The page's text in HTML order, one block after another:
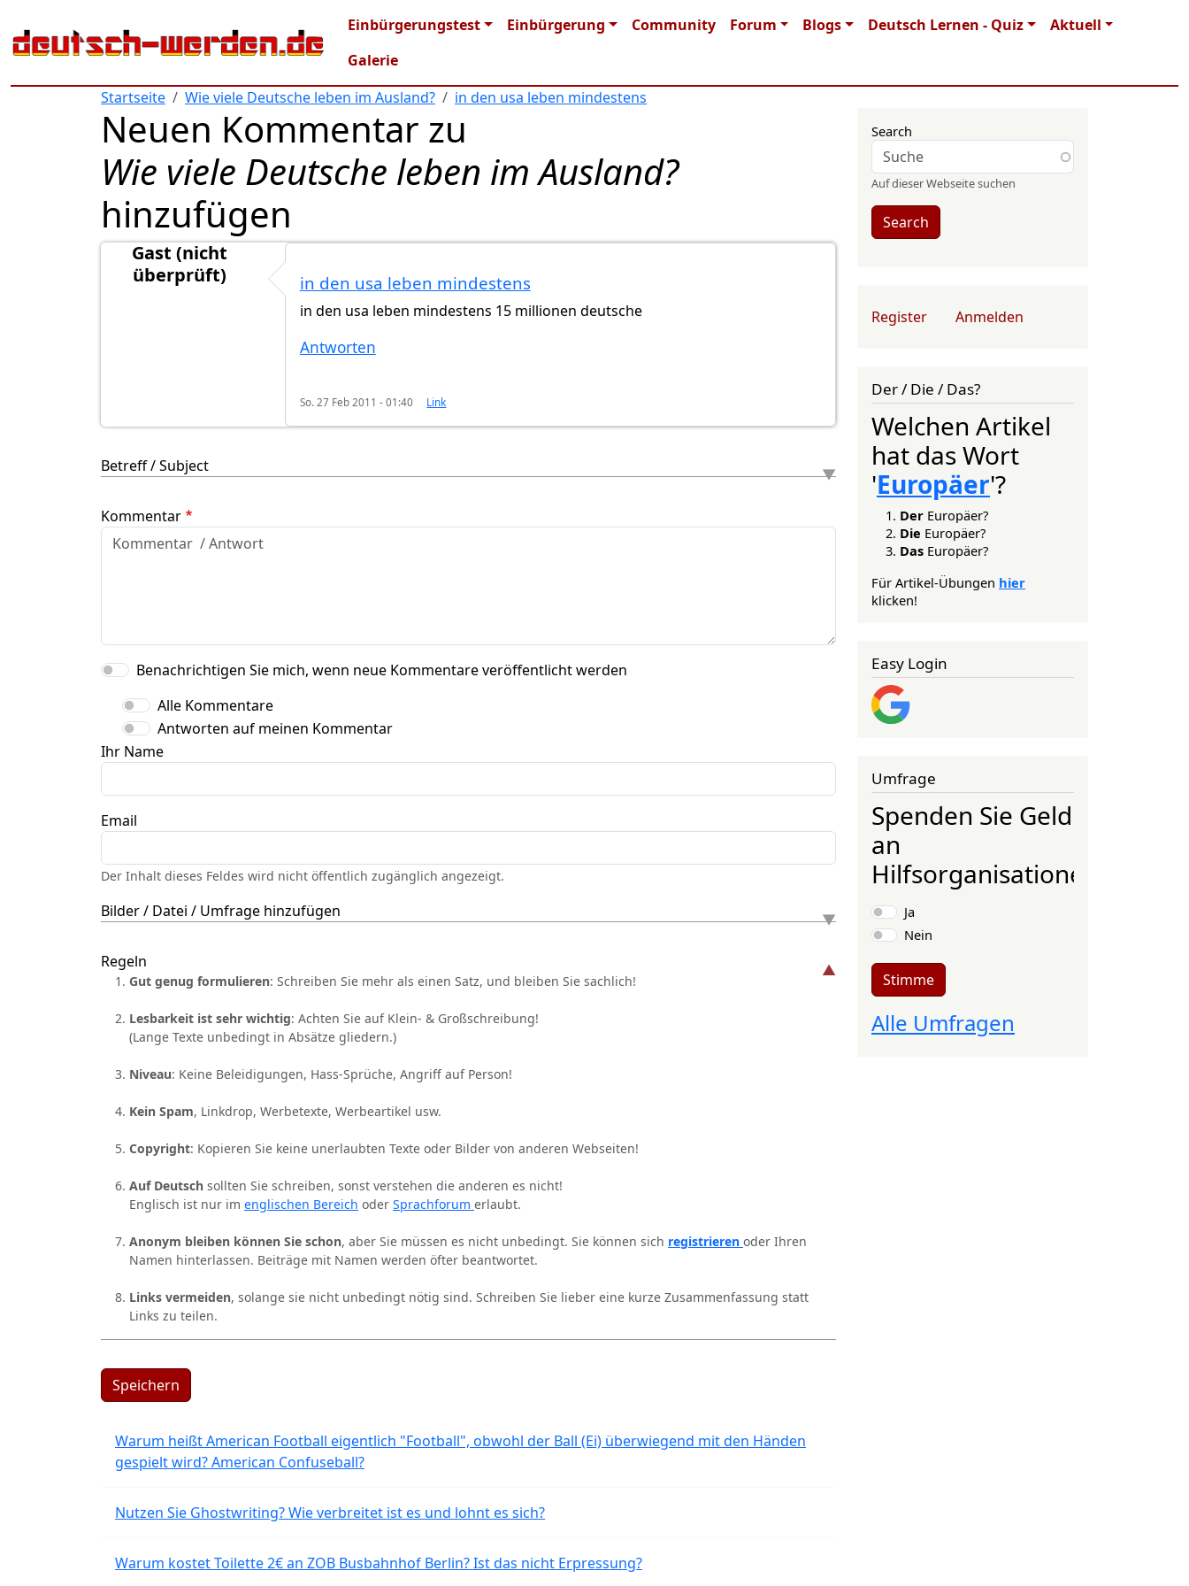
Main navigation
Einbürgerungstest Einbürgerung Community Forum Blogs Deutsch Lernen - Quiz
Aktuell
Galerie
Startseite
Wie viele Deutsche leben im Ausland? in den usa leben mindestens
Neuen Kommentar zu
Wie viele Deutsche leben im Ausland?
hinzufügen
Gast (nicht
überprüft)
in den usa leben mindestens
in den usa leben mindestens 15 millionen deutsche
Antworten
So. 27 Feb 2011 - 01:40 Link
Betreff / Subject
Kommentar
Benachrichtigen Sie mich, wenn neue Kommentare veröffentlicht werden
Alle Kommentare
Antworten auf meinen Kommentar
Ihr Name
Email
Der Inhalt dieses Feldes wird nicht öffentlich zugänglich angezeigt.
Bilder / Datei / Umfrage hinzufügen
Regeln
Gut genug formulieren: Schreiben Sie mehr als einen Satz, und bleiben Sie sachlich!
Lesbarkeit ist sehr wichtig: Achten Sie auf Klein- & Großschreibung!
(Lange Texte unbedingt in Absätze gliedern.)
Niveau: Keine Beleidigungen, Hass-Sprüche, Angriff auf Person!
Kein Spam, Linkdrop, Werbetexte, Werbeartikel usw.
Copyright: Kopieren Sie keine unerlaubten Texte oder Bilder von anderen Webseiten!
Auf Deutsch sollten Sie schreiben, sonst verstehen die anderen es nicht!
Englisch ist nur im englischen Bereich oder Sprachforum erlaubt.
Anonym bleiben können Sie schon, aber Sie müssen es nicht unbedingt. Sie können sich registrieren oder Ihren
Namen hinterlassen. Beiträge mit Namen werden öfter beantwortet.
Links vermeiden, solange sie nicht unbedingt nötig sind. Schreiben Sie lieber eine kurze Zusammenfassung statt
Links zu teilen.
Speichern
Warum heißt American Football eigentlich "Football", obwohl der Ball (Ei) überwiegend mit den Händen
gespielt wird? American Confuseball?
Nutzen Sie Ghostwriting? Wie verbreitet ist es und lohnt es sich?
Warum kostet Toilette 2€ an ZOB Busbahnhof Berlin? Ist das nicht Erpressung?
Search
Auf dieser Webseite suchen
Search
User account menu
Register Anmelden
Der / Die / Das?
Welchen Artikel
hat das Wort
'Europäer'?
Der Europäer?
Die Europäer?
Das Europäer?
Für Artikel-Übungen hier
klicken!
Easy Login
Umfrage
Spenden Sie Geld
an
Hilfsorganisationen?
Auswahlmöglichkeiten
Ja
Nein
Stimme
Alle Umfragen